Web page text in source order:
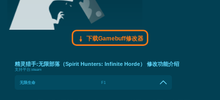
下载Gamebuff修改器
精灵猎手:无限部落（Spirit Hunters: Infinite Horde） 修改功能介绍
支持平台:steam
无限生命 F1